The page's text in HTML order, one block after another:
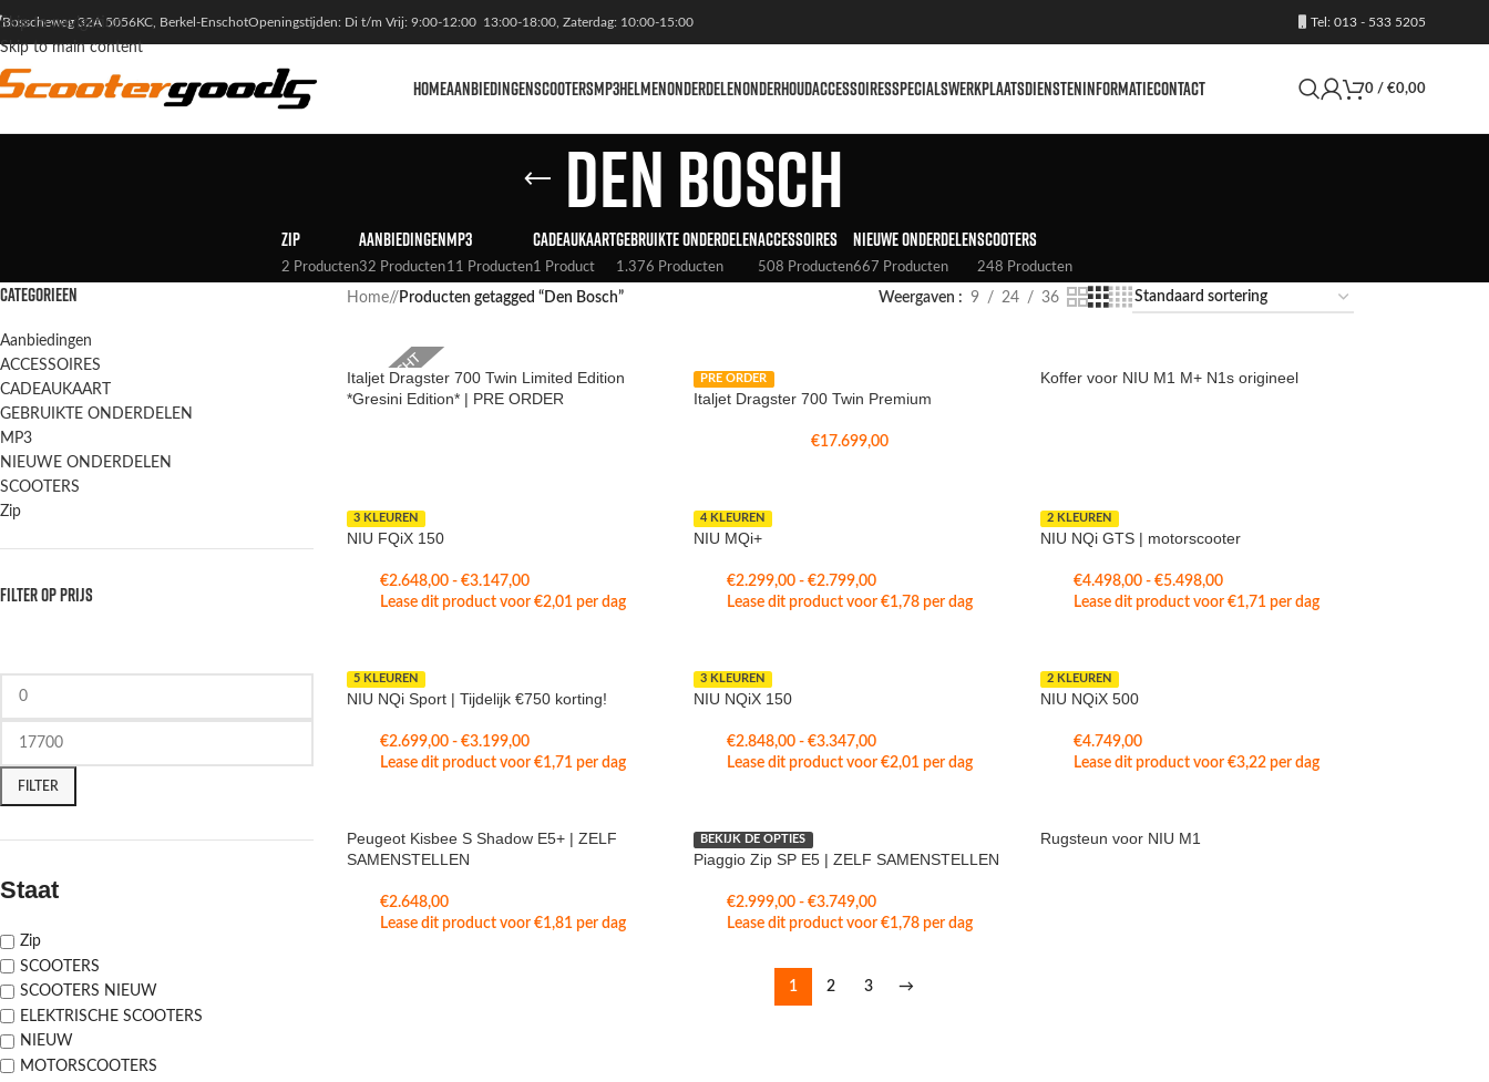
Skip to navigation
Skip to main content
Bosscheweg 32A 5056KC, Berkel-EnschotOpeningstijden: Di t/m Vrij: 9:00-12:00 13:00-18:00, Zaterdag: 10:00-15:00 Tel: 013 - 533 5205
HOMEAANBIEDINGENSCOOTERSMP3HELMENONDERDELENONDERHOUDACCESSOIRESSPECIALSWERKPLAATSDIENSTENINFORMATIECONTACT 0 / €0,00
Den Bosch
ZIP
2 Producten
AANBIEDINGEN
32 Producten
MP3
11 Producten
CADEAUKAART
1 Product
GEBRUIKTE ONDERDELEN
1.376 Producten
ACCESSOIRES
508 Producten
NIEUWE ONDERDELEN
667 Producten
SCOOTERS
248 Producten
CATEGORIEEN
Aanbiedingen
ACCESSOIRES
CADEAUKAART
GEBRUIKTE ONDERDELEN
MP3
NIEUWE ONDERDELEN
SCOOTERS
Zip
FILTER OP PRIJS
FILTER
Staat
Zip
SCOOTERS
SCOOTERS NIEUW
ELEKTRISCHE SCOOTERS
NIEUW
MOTORSCOOTERS
Home/ Producten getagged “Den Bosch” Weergaven 9 24 36
VERKOCHT
Italjet Dragster 700 Twin Limited Edition
*Gresini Edition* | PRE ORDER
PRE ORDER
Italjet Dragster 700 Twin Premium
€17.699,00
Koffer voor NIU M1 M+ N1s origineel
3 KLEUREN
NIU FQiX 150
€2.648,00 - €3.147,00
Lease dit product voor€2,01 per dag
4 KLEUREN
NIU MQi+
€2.299,00 - €2.799,00
Lease dit product voor€1,78 per dag
2 KLEUREN
NIU NQi GTS | motorscooter
€4.498,00 - €5.498,00
Lease dit product voor€1,71 per dag
5 KLEUREN
NIU NQi Sport | Tijdelijk €750 korting!
€2.699,00 - €3.199,00
Lease dit product voor€1,71 per dag
3 KLEUREN
NIU NQiX 150
€2.848,00 - €3.347,00
Lease dit product voor€2,01 per dag
2 KLEUREN
NIU NQiX 500
€4.749,00
Lease dit product voor€3,22 per dag
Peugeot Kisbee S Shadow E5+ | ZELF
SAMENSTELLEN
€2.648,00
Lease dit product voor€1,81 per dag
BEKIJK DE OPTIES
Piaggio Zip SP E5 | ZELF SAMENSTELLEN
€2.999,00 - €3.749,00
Lease dit product voor€1,78 per dag
Rugsteun voor NIU M1
1 2 3 →